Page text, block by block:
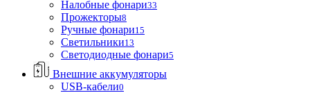
Налобные фонари33
Прожекторы8
Ручные фонари15
Светильники13
Светодиодные фонари5
Внешние аккумуляторы
USB-кабели0